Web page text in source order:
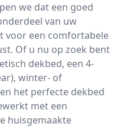
we dat een goed
van uw
voor een comfortabele
Of u nu op zoek bent
dekbed, een 4-
winter- of
het perfecte dekbed
met een
huisgemaakte